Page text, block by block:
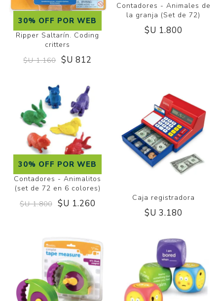
30% OFF POR WEB
Ripper Saltarín. Coding
critters
$U 1.160 $U 812
Contadores - Animales de
la granja (Set de 72)
$U 1.800
30% OFF POR WEB
Contadores - Animalitos
(set de 72 en 6 colores)
$U 1.800 $U 1.260
Caja registradora
$U 3.180